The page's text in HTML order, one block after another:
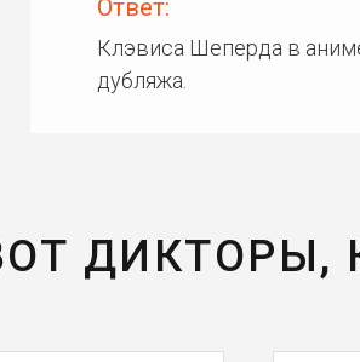
Ответ:
Клэвиса Шеперда в
дубляжа.
ДИКТОРЫ,